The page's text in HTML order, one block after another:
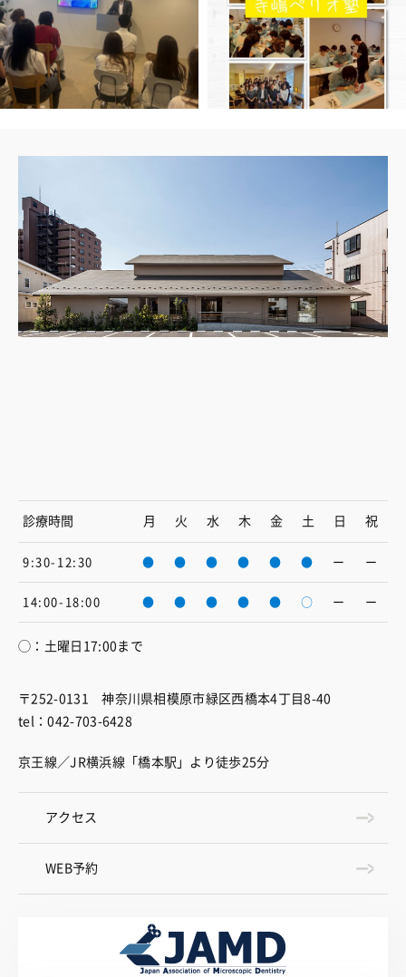
診療時間 月 火 水 木 金 土 日 祝
9:30-12:30 ● ● ● ● ● ● ー ー
14:00-18:00 ● ● ● ● ● ○ ー ー
◯：土曜日17:00まで
〒252-0131 神奈川県相模原市緑区西橋本4丁目8-40
tel：042-703-6428
京王線／JR横浜線「橋本駅」より徒歩25分
アクセス
WEB予約